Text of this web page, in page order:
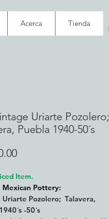
Acerca Tienda
Uriarte Pozolero;
Puebla 1940-50´s
Precio
Item.
Mexican Pottery:
Uriarte Pozolero; Talavera,
-50´s